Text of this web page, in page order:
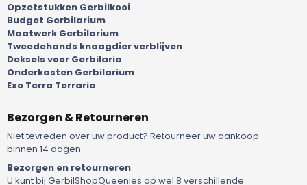
Opzetstukken Gerbilkooi
Budget Gerbilarium
Maatwerk Gerbilarium
Tweedehands knaagdier verblijven
Deksels voor Gerbilaria
Onderkasten Gerbilarium
Exo Terra Terraria
Bezorgen & Retourneren
Niet tevreden over uw product? Retourneer uw aankoop
binnen 14 dagen.
Bezorgen en retourneren
U kunt bij GerbilShopQueenies op wel 8 verschillende